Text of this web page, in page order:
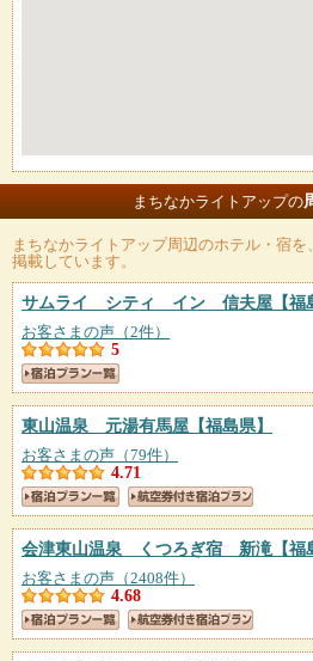
まちなかライトアップの
まちなかライトアップ周辺のホテル・宿を
掲載しています。
サムライ シティ イン 信夫屋 【福
お客さまの声（2件）
5
東山温泉 元湯有馬屋 【福島県】
お客さまの声（79件）
4.71
会津東山温泉 くつろぎ宿 新滝 【福
お客さまの声（2408件）
4.68